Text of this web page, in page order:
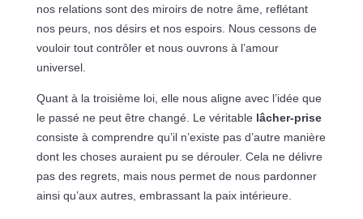
nos relations sont des miroirs de notre âme, reflétant
nos peurs, nos désirs et nos espoirs. Nous cessons de
vouloir tout contrôler et nous ouvrons à l’amour
universel.
Quant à la troisième loi, elle nous aligne avec l’idée que
le passé ne peut être changé. Le véritable lâcher-prise
consiste à comprendre qu’il n’existe pas d’autre manière
dont les choses auraient pu se dérouler. Cela ne délivre
pas des regrets, mais nous permet de nous pardonner
ainsi qu’aux autres, embrassant la paix intérieure.